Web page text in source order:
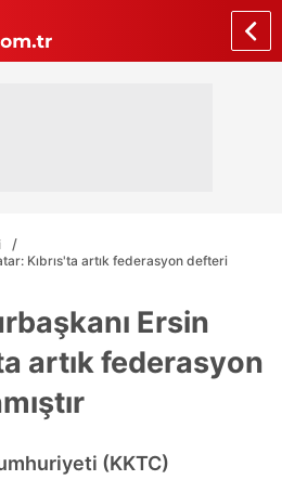
Kıbrıs'ta artık federasyon defteri
Ersin
artık federasyon
(KKTC)